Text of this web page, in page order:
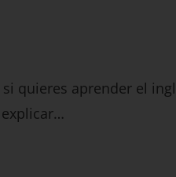
quieres aprender el